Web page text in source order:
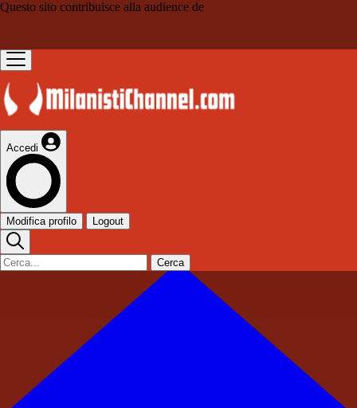
Questo sito contribuisce alla audience de
Accedi
Modifica profilo Logout
Cerca